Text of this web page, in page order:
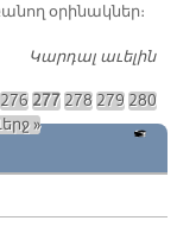
օ­րի­նակ­ներ։
Կարդալ աւելին
276 277 278 279 280
»